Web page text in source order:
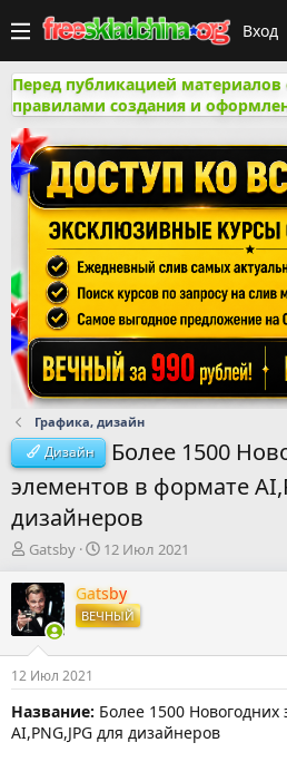
Вход
Перед публикацией материалов
правилами создания и
Графика, дизайн
Дизайн
Более 1500
элементов в формате
дизайнеров
А
т
о
р
т
е
м
ы
Gatsby
Д
т
а
н
а
л
а
12 Июл 2021
Gatsby
ВЕЧНЫЙ
12 Июл 2021
Название: Более 1500
AI,PNG,JPG для дизайнеров